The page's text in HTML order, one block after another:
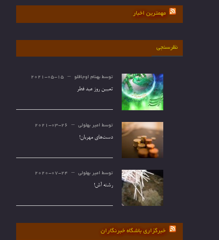
مهمترین اخبار
نظرسنجی
توسط بهنام اوجاقلو 2021-05-15
تعیین روز عید فطر
توسط امیر بهلولی 2021-03-26
دست‌های مهربان!
توسط امیر بهلولی 2020-07-24
رشته آش!
خبرگزاری باشگاه خبرنگاران